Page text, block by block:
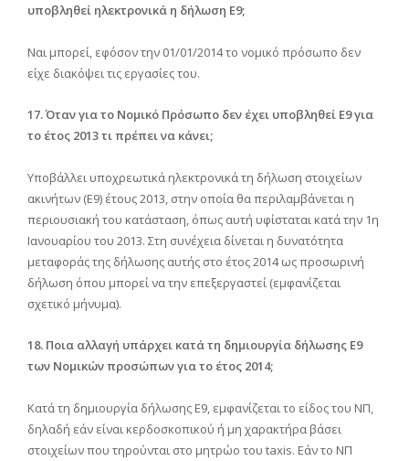
υποβληθεί ηλεκτρονικά η δήλωση Ε9;
Ναι μπορεί, εφόσον την 01/01/2014 το νομικό πρόσωπο δεν
είχε διακόψει τις εργασίες του.
17. Όταν για το Νομικό Πρόσωπο δεν έχει υποβληθεί Ε9 για
το έτος 2013 τι πρέπει να κάνει;
Υποβάλλει υποχρεωτικά ηλεκτρονικά τη δήλωση στοιχείων
ακινήτων (Ε9) έτους 2013, στην οποία θα περιλαμβάνεται η
περιουσιακή του κατάσταση, όπως αυτή υφίσταται κατά την 1η
Ιανουαρίου του 2013. Στη συνέχεια δίνεται η δυνατότητα
μεταφοράς της δήλωσης αυτής στο έτος 2014 ως προσωρινή
δήλωση όπου μπορεί να την επεξεργαστεί (εμφανίζεται
σχετικό μήνυμα).
18. Ποια αλλαγή υπάρχει κατά τη δημιουργία δήλωσης Ε9
των Νομικών προσώπων για το έτος 2014;
Κατά τη δημιουργία δήλωσης Ε9, εμφανίζεται το είδος του ΝΠ,
δηλαδή εάν είναι κερδοσκοπικού ή μη χαρακτήρα βάσει
στοιχείων που τηρούνται στο μητρώο του taxis. Εάν το ΝΠ